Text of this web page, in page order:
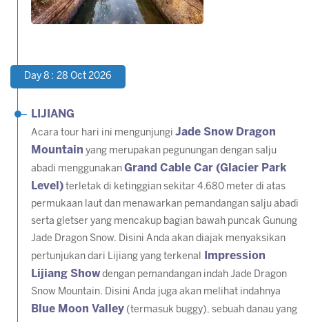
Day 8 : 28 Oct 2026
LIJIANG
Acara tour hari ini mengunjungi Jade Snow Dragon
Mountain yang merupakan pegunungan dengan salju
abadi menggunakan Grand Cable Car (Glacier Park
Level) terletak di ketinggian sekitar 4.680 meter di atas
permukaan laut dan menawarkan pemandangan salju abadi
serta gletser yang mencakup bagian bawah puncak Gunung
Jade Dragon Snow. Disini Anda akan diajak menyaksikan
pertunjukan dari Lijiang yang terkenal
Impression
Lijiang Showdengan pemandangan indah Jade Dragon
Snow Mountain. Disini Anda juga akan melihat indahnya
Blue Moon Valley (termasuk buggy), sebuah danau yang